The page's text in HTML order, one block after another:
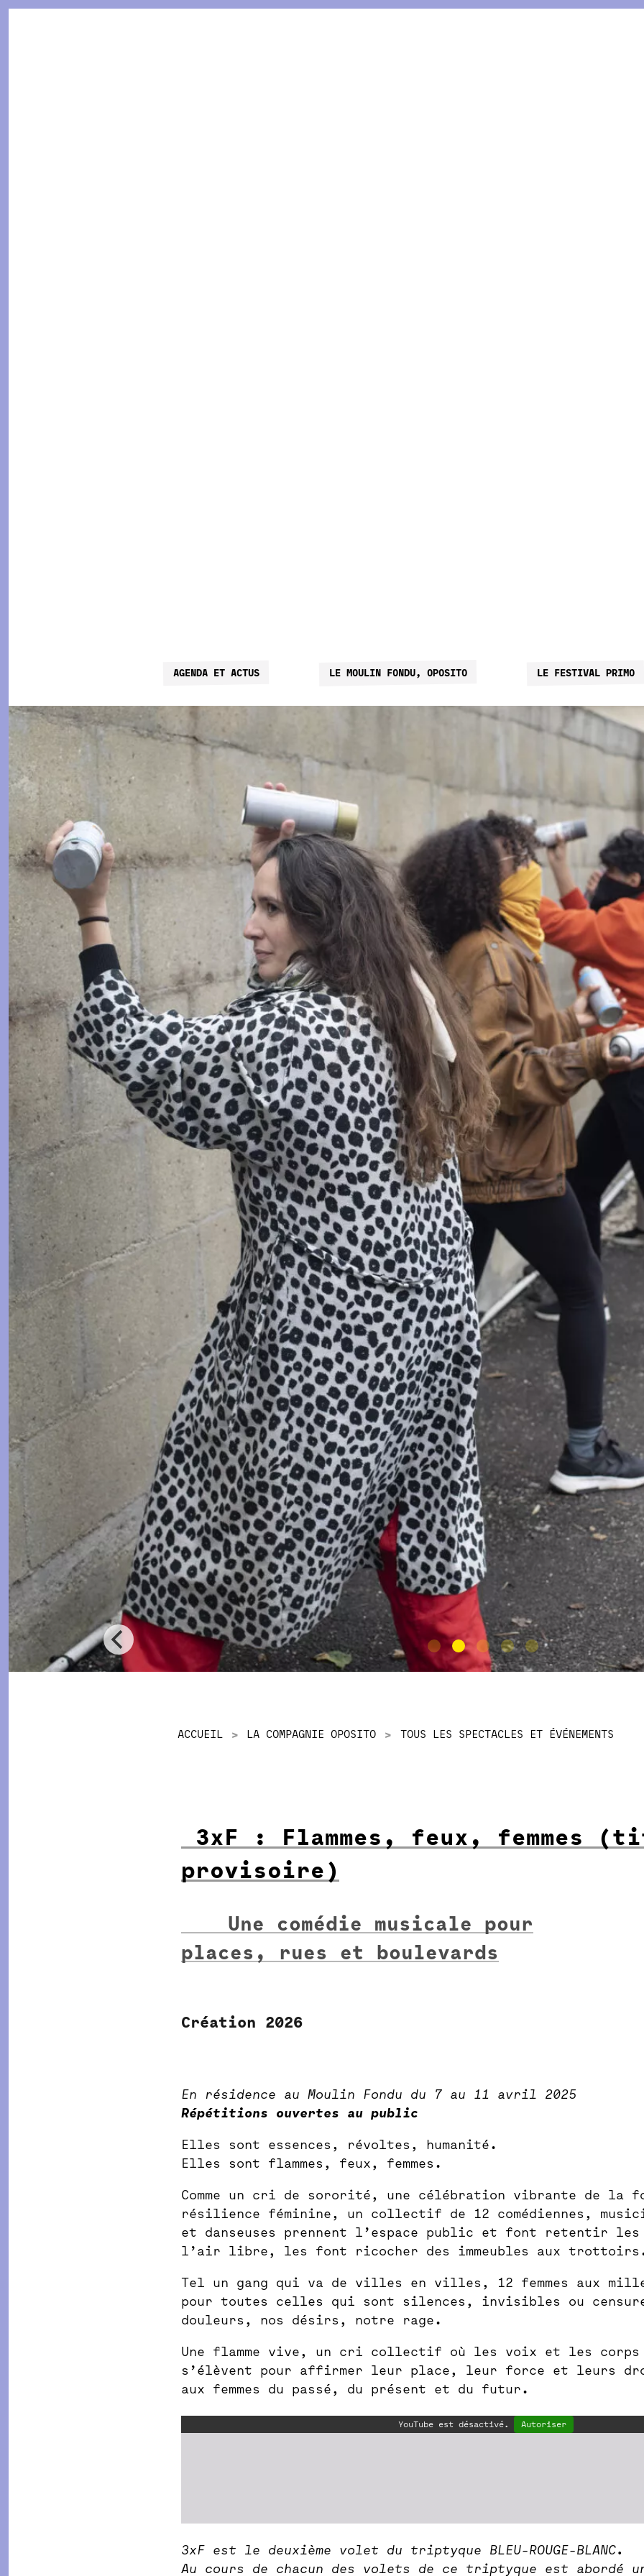
AGENDA ET ACTUS LE MOULIN FONDU, OPOSITO LE FESTIVAL PRIMO
ACCUEIL LA COMPAGNIE OPOSITO TOUS LES SPECTACLES ET ÉVÉNEMENTS
3xF : Flammes, feux, femmes
provisoire)
Une comédie musicale pour
places, rues et boulevards
Création 2026
En résidence au Moulin Fondu du 7 au 11 avril 2025
Répétitions ouvertes au public
Elles sont essences, révoltes, humanité.
Elles sont flammes, feux, femmes.
Comme un cri de sororité, une célébration vibrante de la
résilience féminine, un collectif de 12 comédiennes,
et danseuses prennent l’espace public et font retentir les
l’air libre, les font ricocher des immeubles aux
Tel un gang qui va de villes en villes, 12 femmes aux mille
pour toutes celles qui sont silences, invisibles ou
douleurs, nos désirs, notre rage.
Une flamme vive, un cri collectif où les voix et les corps
s’élèvent pour affirmer leur place, leur force et leurs
aux femmes du passé, du présent et du futur.
YouTube est désactivé. Autoriser
3xF est le deuxième volet du triptyque BLEU-ROUGE-BLANC.
Au cours de chacun des volets de ce triptyque est abordé
Panneau de gestion des cookies